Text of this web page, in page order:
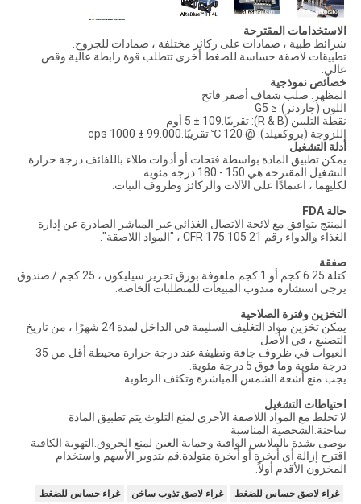
الاستخدامات المقترحة
شرائط طبية ، ضمادات على ركائز مختلفة ، ضمادات للجروح.
تطبيقات لاصقة حساسة للضغط أخرى تتطلب قوة رابطة عالية وقص
عالي.
خصائص نموذجية
المظهر: صلب شفاف أصفر فاتح
اللون (جاردنر): ≤ G5
نقطة التليين (R & B): تقريبًا.109 ± 5 أوم
اللزوجة (بروكفيلد): @ 120 ℃ تقريبًا.99.000 ± 1000 cps
أدلة التشغيل
يمكن تطبيق المادة بواسطة فتحات أو أدوات طلاء باللفائف.درجة حرارة
التشغيل المقترحة هي 150 - 180 درجة مئوية
لكليهما ، اعتمادًا على الآلات والركائز وظروف النبات.
حالة FDA
المنتج يتوافق مع لائحة الاتصال الغذائي غير المباشر الصادرة عن إدارة
الغذاء والدواء رقم 21 CFR 175.105 ، "المواد اللاصقة".
صفقة
كتلة 6.25 كجم أو 1 كجم ملفوفة بورق تحرير سيليكون ، 25 كجم / صندوق.
يرجى استشارة مندوب المبيعات للمتطلبات الخاصة.
التخزين وفترة الصلاحية
يمكن تخزين مواد التغليف السليمة في الداخل لمدة 24 شهرًا ، من تاريخ
التصنيع ، في الأصل
العبوات في ظروف جافة ونظيفة عند درجة حرارة محيطة أقل من 35
درجة مئوية وما فوق 5 درجة مئوية.
يجب منع أشعة الشمس المباشرة وتكثف الرطوبة.
احتياطات التشغيل
لا تخلط مع المواد اللاصقة الأخرى لمنع التلوث.يتم تطبيق المادة
ساخنة.الشخصية المناسبة
يوصى بشدة بالملابس الواقية وحماية العين لمنع الحروق.التهوية الكافية
اقترح إزالة أي أبخرة أو أبخرة متولدة.قم بتدوير الأسهم واستخدام
المخزون الأقدم أولاً.
غراء لاصق حساس للضغط غراء لاصق تذوب ساخن غراء حساس للضغط